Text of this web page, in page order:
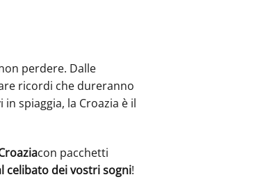
perdere. Dalle
ricordi che dureranno
spiaggia, la Croazia è il
con pacchetti
celibato dei vostri sogni!